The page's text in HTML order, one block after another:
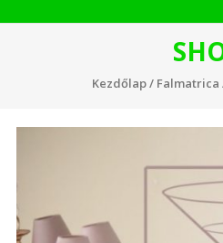
Kezdőlap/ Falmatrica